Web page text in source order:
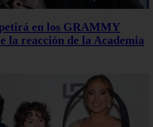
en los GRAMMY
la reacción de la Academia